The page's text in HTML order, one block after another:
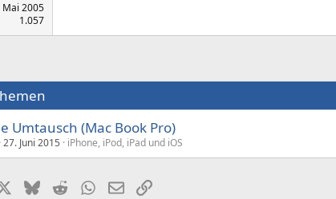
Mai 2005
1.057
Umtausch (Mac Book Pro)
27. Juni 2015 iPhone, iPod, iPad und iOS
X (Twitter)
BlueskyRedditWhatsApp
E-MailLink